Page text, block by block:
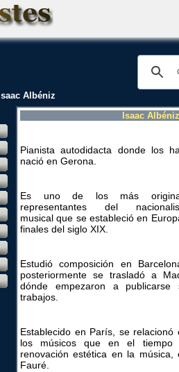
Isaac Albéniz
Isaac Albéniz
Pianista autodidacta donde los
nació en Gerona.
Es uno de los más
representantes del
musical que se estableció en
finales del siglo XIX.
Estudió composición en
posteriormente se trasladó a
dónde empezaron a publicarse
trabajos.
Establecido en París, se relacionó
los músicos que en el tiempo
renovación estética en la
Fauré.